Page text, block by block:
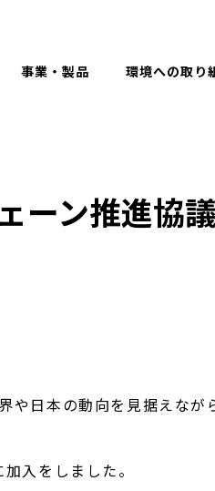
事業・製品 環境への取り
ーン推進
日本の動向を見据えな
入をしました。